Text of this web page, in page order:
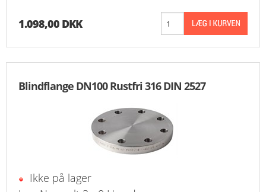
1.098,00 DKK
Blindflange DN100 Rustfri 316 DIN 2527
Ikke på lager